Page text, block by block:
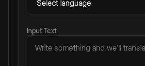
Input Text